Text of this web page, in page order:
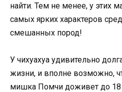
найти. Тем не менее, у этих
самых ярких характеров
смешанных пород!
У чихуахуа удивительно
жизни, и вполне возможно,
мишка Помчи доживет до